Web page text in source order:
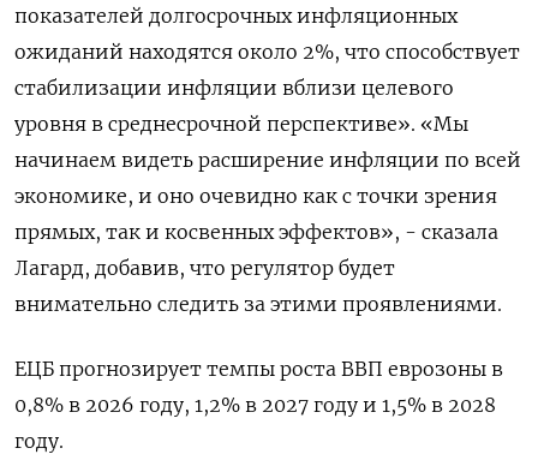
показателей долгосрочных инфляционных
ожиданий находятся около 2%, что способствует
стабилизации инфляции вблизи ​целевого
уровня в среднесрочной перспективе». «Мы
начинаем ⁠видеть расширение инфляции по всей
экономике, и оно очевидно как с точки зрения
прямых, так и косвенных эффектов», - сказала
Лагард, добавив, что регулятор будет
внимательно следить за этими проявлениями.
ЕЦБ ‌прогнозирует темпы роста ВВП еврозоны в
0,8% в 2026 году, 1,2% в 2027 году и 1,5% в 2028
году.